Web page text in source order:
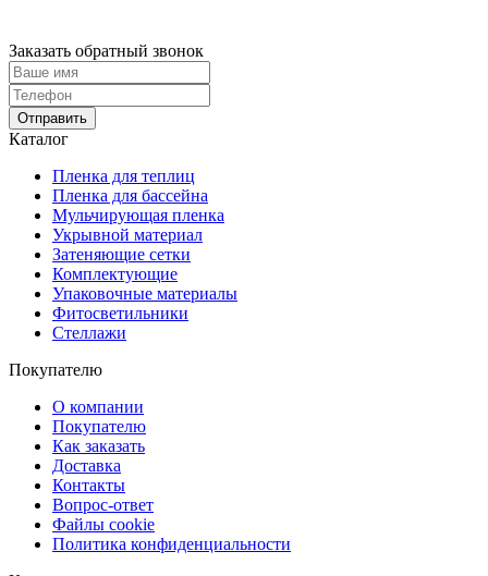
Заказать обратный звонок
Отправить
Каталог
Пленка для теплиц
Пленка для бассейна
Мульчирующая пленка
Укрывной материал
Затеняющие сетки
Комплектующие
Упаковочные материалы
Фитосветильники
Стеллажи
Покупателю
О компании
Покупателю
Как заказать
Доставка
Контакты
Вопрос-ответ
Файлы cookie
Политика конфиденциальности